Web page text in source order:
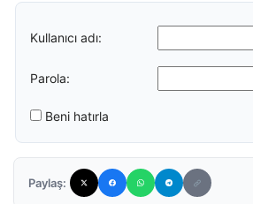
Kullanıcı adı:
Parola:
Beni hatırla
Paylaş: